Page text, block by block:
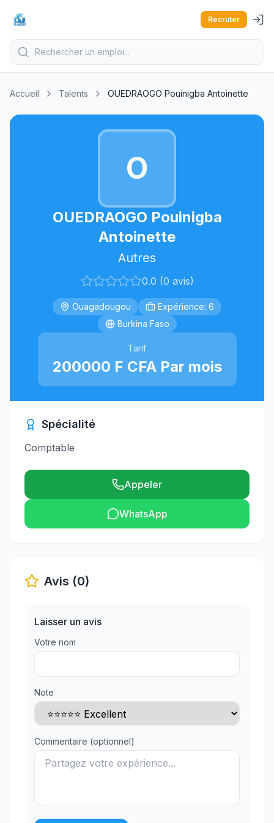
Recruter
Accueil Talents OUEDRAOGO Pouinigba Antoinette
O
OUEDRAOGO Pouinigba
Antoinette
Autres
0.0 (0 avis)
Ouagadougou
Expérience: 6
Burkina Faso
Tarif
200000 F CFA Par mois
Spécialité
Comptable
Appeler
WhatsApp
Avis (0)
Laisser un avis
Votre nom
Note
Commentaire (optionnel)